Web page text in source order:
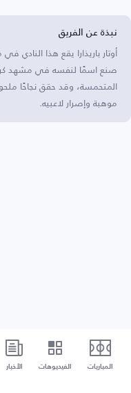
نبذة عن الفريق
أوتار باريذارا يقع هذا
صنع اسمًا لنفسه في مشهد كرة
المتحمسة، وقد حقق نجاحًا
موهبة وإصرار لاعبيه.
المباريات الفيديوهات الأخبار